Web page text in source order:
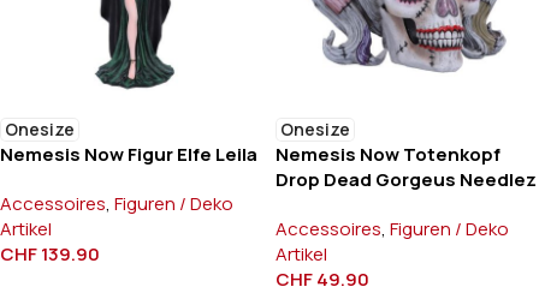
Onesize
Nemesis Now Figur Elfe Leila
Accessoires, Figuren / Deko
Artikel
CHF139.90
Onesize
Nemesis Now Totenkopf
Drop Dead Gorgeus Needlez
Accessoires, Figuren / Deko
Artikel
CHF49.90